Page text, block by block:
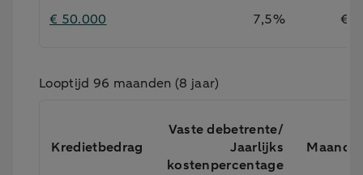
€ 50.000 7,5% €
Looptijd 96 maanden (8 jaar)
Kredietbedrag
Vaste debetrente/
Jaarlijks
kostenpercentage